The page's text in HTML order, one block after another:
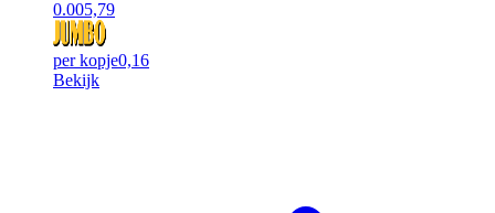
0.005,79
per kopje0,16
Bekijk